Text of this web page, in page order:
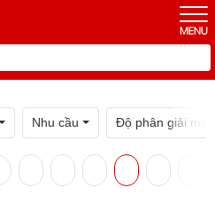
Nhu cầu Độ phân giải